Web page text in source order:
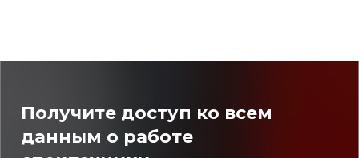
Получите доступ ко всем
данным о работе